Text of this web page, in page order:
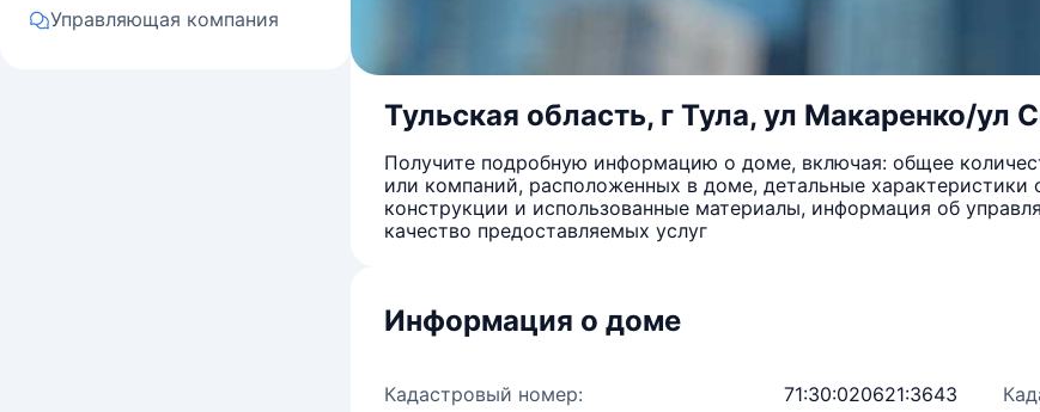
Управляющая компания
Тульская область, г Тула, ул Макаренко/ул
Получите подробную информацию о доме, включая: общее
или компаний, расположенных в доме, детальные характеристики
конструкции и использованные материалы, информация об
качество предоставляемых услуг
Информация о доме
Кадастровый номер: 71:30:020621:3643